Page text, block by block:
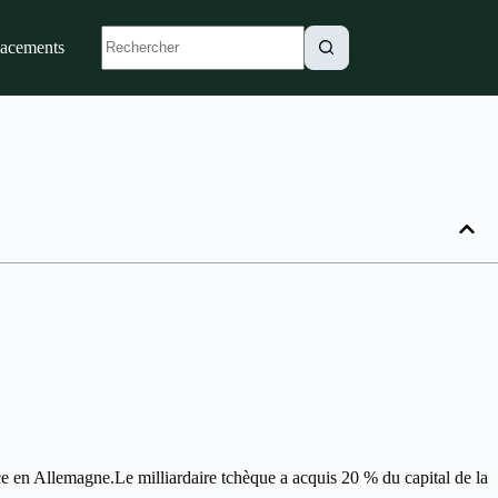
Allemagne.Le milliardaire tchèque a acquis 20 % du capital de la